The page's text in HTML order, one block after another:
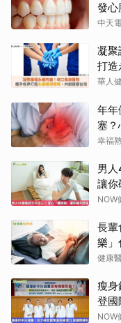
發心
中天
凝聚
打造
華人
年年
塞？
梗要
幸福
男人
讓你
NOW
長輩
樂」
健康
瘦身
登國
NOW